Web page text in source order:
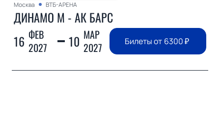
Москва
ВТБ-АРЕНА
ДИНАМО М - АК БАРС
16 ФЕВ
2027
10 МАР
2027
Билеты от 6300₽